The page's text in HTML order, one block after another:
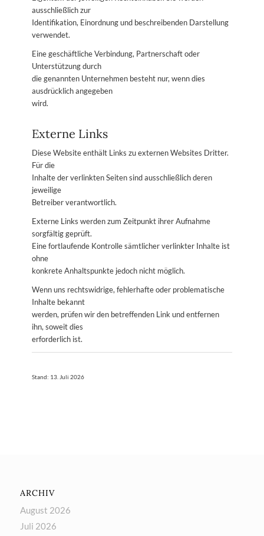
ausschließlich zur
Identifikation, Einordnung und beschreibenden Darstellung
verwendet.
Eine geschäftliche Verbindung, Partnerschaft oder
Unterstützung durch
die genannten Unternehmen besteht nur, wenn dies
ausdrücklich angegeben
wird.
Externe Links
Diese Website enthält Links zu externen Websites Dritter.
Für die
Inhalte der verlinkten Seiten sind ausschließlich deren
jeweilige
Betreiber verantwortlich.
Externe Links werden zum Zeitpunkt ihrer Aufnahme
sorgfältig geprüft.
Eine fortlaufende Kontrolle sämtlicher verlinkter Inhalte ist
ohne
konkrete Anhaltspunkte jedoch nicht möglich.
Wenn uns rechtswidrige, fehlerhafte oder problematische
Inhalte bekannt
werden, prüfen wir den betreffenden Link und entfernen
ihn, soweit dies
erforderlich ist.
Stand: 13. Juli 2026
ARCHIV
August 2026
Juli 2026